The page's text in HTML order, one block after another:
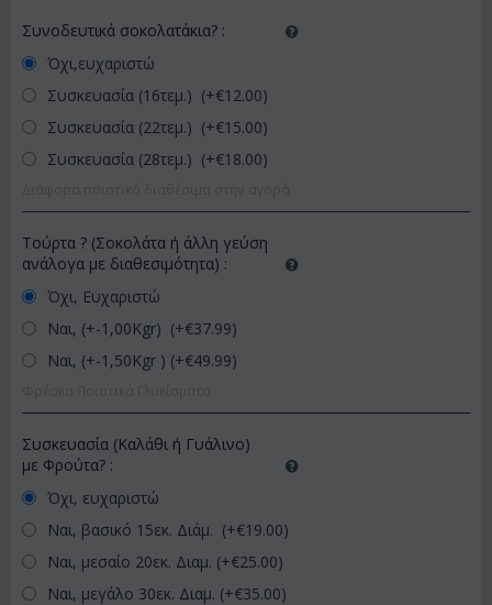
Συνοδευτικά σοκολατάκια? :
Όχι,ευχαριστώ
Συσκευασία (16τεμ.) (+€12.00)
Συσκευασία (22τεμ.) (+€15.00)
Συσκευασία (28τεμ.) (+€18.00)
Τούρτα ? (Σοκολάτα ή άλλη γεύση
ανάλογα με διαθεσιμότητα) :
Όχι, Ευχαριστώ
Ναι, (+-1,00Kgr) (+€37.99)
Ναι, (+-1,50Kgr ) (+€49.99)
Συσκευασία (Καλάθι ή Γυάλινο)
με Φρούτα? :
Όχι, ευχαριστώ
Ναι, βασικό 15εκ. Διάμ. (+€19.00)
Ναι, μεσαίο 20εκ. Διαμ. (+€25.00)
Ναι, μεγάλο 30εκ. Διαμ. (+€35.00)